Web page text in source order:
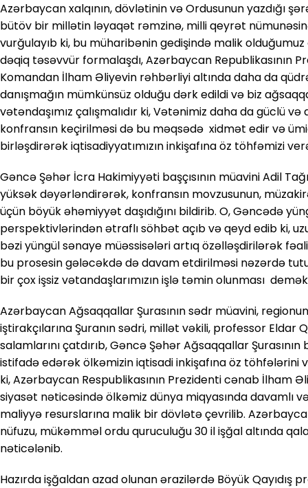
Azərbaycan xalqının, dövlətinin və Ordusunun yazdığı
bütöv bir millətin ləyaqət rəmzinə, milli qeyrət
vurğulayıb ki, bu müharibənin gedişində malik
dəqiq təsəvvür formalaşdı, Azərbaycan Republikasının
Komandan İlham Əliyevin rəhbərliyi altında daha da
danışmağın mümkünsüz olduğu dərk edildi və biz
vətəndaşımız çalışmalıdır ki, Vətənimiz daha da güclü
konfransın keçirilməsi də bu məqsədə xidmət edir və
birləşdirərək iqtisadiyyatımızın inkişafına öz töhfəmizi
Gəncə Şəhər İcra Hakimiyyəti başçısının müavini Adil
yüksək dəyərləndirərək, konfransın movzusunun,
üçün böyük əhəmiyyət daşıdığını bildirib. O, Gəncədə
perspektivlərindən ətraflı söhbət açıb və qeyd edib ki,
bəzi yüngül sənaye müəssisələri artıq özəlləşdirilərək
bu prosesin gələcəkdə də davam etdirilməsi nəzərdə
bir çox işsiz vətandaşlarımızın işlə təmin olunması
Azərbaycan Ağsaqqallar Şurasının sədr müavini,
iştirakçılarına Şuranın sədri, millət vəkili, professor Eldar
salamlarını çatdırıb, Gəncə Şəhər Ağsaqqallar
istifadə edərək ölkəmizin iqtisadi inkişafına öz töhfələrini
ki, Azərbaycan Respublikasının Prezidenti cənab İlham
siyasət nəticəsində ölkəmiz dünya miqyasında davamlı
maliyyə resurslarına malik bir dövlətə çevrilib.
nüfuzu, mükəmməl ordu quruculuğu 30 il işğal altında
nəticələnib.
Hazırda işğaldan azad olunan ərazilərdə Böyük Qayıdış